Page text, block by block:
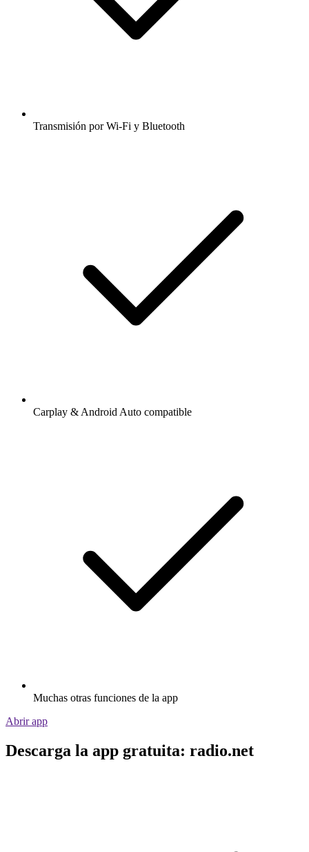
Transmisión por Wi-Fi y Bluetooth
Carplay & Android Auto compatible
Muchas otras funciones de la app
Abrir app
Descarga la app gratuita: radio.net